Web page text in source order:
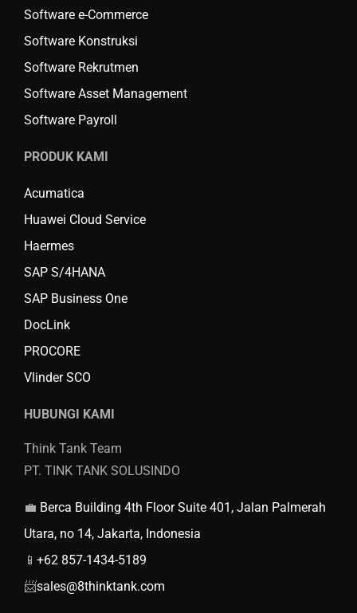
Software e-Commerce
Software Konstruksi
Software Rekrutmen
Software Asset Management
Software Payroll
PRODUK KAMI
Acumatica
Huawei Cloud Service
Haermes
SAP S/4HANA
SAP Business One
DocLink
PROCORE
Vlinder SCO
HUBUNGI KAMI
Think Tank Team
PT. TINK TANK SOLUSINDO
💼 Berca Building 4th Floor Suite 401, Jalan Palmerah
Utara, no 14, Jakarta, Indonesia
📱 +62 857-1434-5189
📨sales@8thinktank.com